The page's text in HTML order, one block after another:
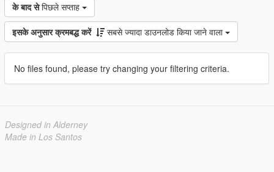
के बाद से पिछले सप्ताह
इसके अनुसार क्रमबद्ध करें सबसे ज्यादा डाउनलोड किया जाने वाला
No files found, please try changing your filtering criteria.
Designed in Alderney
Made in Los Santos